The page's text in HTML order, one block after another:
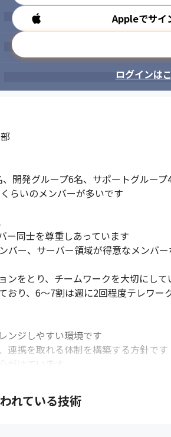
Appleでサイ
ログインは
、開発グループ6名、サポートグルー
らいのメンバーが多いです
ー同士を尊重しあっています
バー、サーバー領域が得意なメンバ
ンをとり、チームワークを大切にして
おり、6～7割は週に2回程度テレワー
ンジしやすい環境です
連携を取れる体制を構築する方針です
がけています
姫路や大阪に在住でも通いやすいです
れている技術